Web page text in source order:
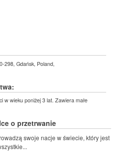
298, Gdańsk, Poland,
w wieku poniżej 3 lat. Zawiera małe
o przetrwanie
swoje nacje w świecie, który jest